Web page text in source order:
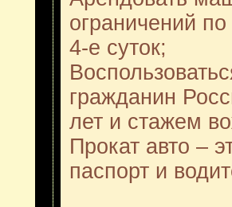
ограничений
4-е суток;
гражданин
лет и стажем
Прокат авто –
паспорт и